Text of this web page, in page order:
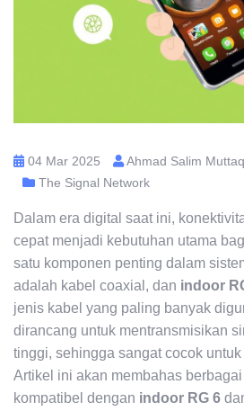
04 Mar 2025
Ahmad Salim
The Signal Network
Dalam era digital saat ini,
cepat menjadi kebutuhan utama
satu komponen penting dalam
adalah kabel coaxial, dan indoor
jenis kabel yang paling banyak
dirancang untuk mentransmisikan
tinggi, sehingga sangat cocok
Artikel ini akan membahas
kompatibel dengan indoor RG 6